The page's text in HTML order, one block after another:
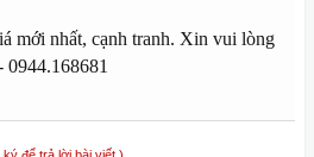
mới nhất, cạnh tranh. Xin vui lòng